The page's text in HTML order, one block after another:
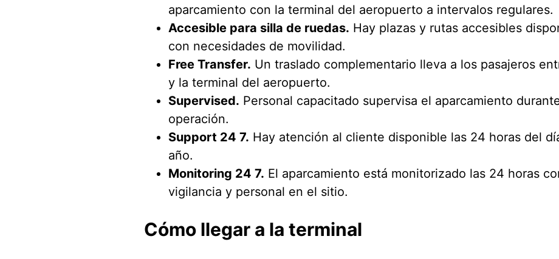
aparcamiento con la terminal del aeropuerto a intervalos regulares.
Accesible para silla de ruedas. Hay plazas y rutas accesibles
con necesidades de movilidad.
Free Transfer. Un traslado complementario lleva a los pasajeros
y la terminal del aeropuerto.
Supervised. Personal capacitado supervisa el aparcamiento
operación.
Support 24 7. Hay atención al cliente disponible las 24 horas del
año.
Monitoring 24 7. El aparcamiento está monitorizado las 24 horas
vigilancia y personal en el sitio.
Cómo llegar a la terminal